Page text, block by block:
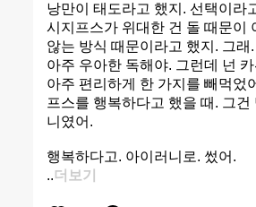
낭만이 태도라고 했지. 선택이라
시지프스가 위대한 건 돌 때문이
않는 방식 때문이라고 했지. 그래. . . 좋아.
아주 우아한 독해야. 그런데 넌
아주 편리하게 한 가지를 빼먹었
프스를 행복하다고 했을 때. 그건 명백한 아이러
니였어.
행복하다고. 아이러니로. 썼어.
..더보기